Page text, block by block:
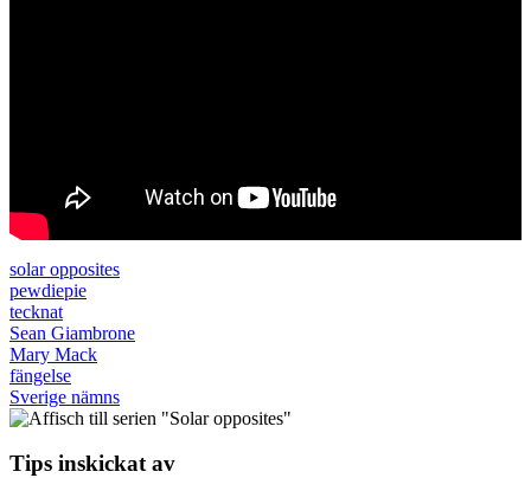
solar opposites
pewdiepie
tecknat
Sean Giambrone
Mary Mack
fängelse
Sverige nämns
Tips inskickat av